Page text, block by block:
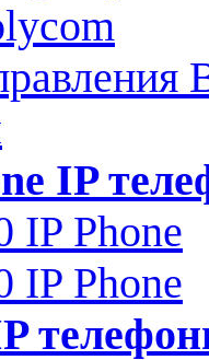
IP
IP Phone
IP Phone